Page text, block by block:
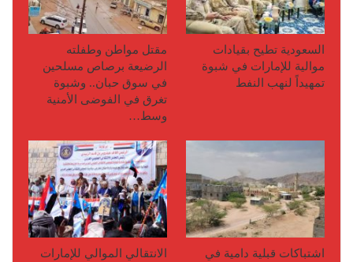
السعودية تطيح بقيادات
موالية للإمارات في شبوة
تمهيداً لنهب النفط
مقتل مواطن وطفلته
الرضيعة برصاص مسلحين
في سوق حبان.. وشبوة
تغرق في الفوضى الأمنية
وسط…
اشتباكات قبلية دامية في
الانتقالي الموالي للإمارات